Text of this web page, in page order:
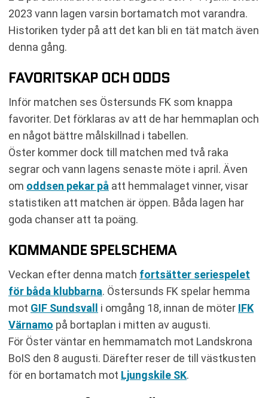
2023 vann lagen varsin bortamatch mot varandra.
Historiken tyder på att det kan bli en tät match även
denna gång.
FAVORITSKAP OCH ODDS
Inför matchen ses Östersunds FK som knappa
favoriter. Det förklaras av att de har hemmaplan och
en något bättre målskillnad i tabellen.
Öster kommer dock till matchen med två raka
segrar och vann lagens senaste möte i april. Även
om oddsen pekar på att hemmalaget vinner, visar
statistiken att matchen är öppen. Båda lagen har
goda chanser att ta poäng.
KOMMANDE SPELSCHEMA
Veckan efter denna match fortsätter seriespelet
för båda klubbarna. Östersunds FK spelar hemma
mot GIF Sundsvall i omgång 18, innan de möter IFK
Värnamo på bortaplan i mitten av augusti.
För Öster väntar en hemmamatch mot Landskrona
BoIS den 8 augusti. Därefter reser de till västkusten
för en bortamatch mot Ljungskile SK.